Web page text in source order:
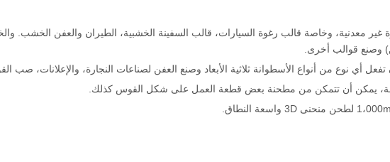
غير معدنية، وخاصة قالب رغوة السيارات، قالب السفينة الخشبية، الطيران والعفن الخشب.